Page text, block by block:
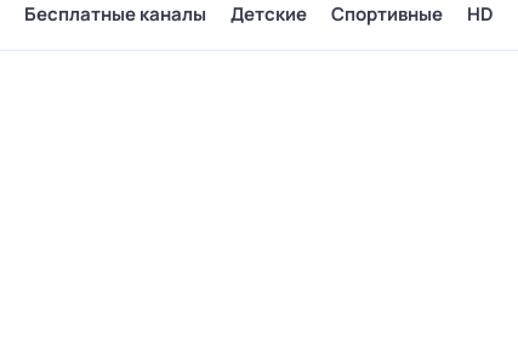
Бесплатные каналы Детские Спортивные HD